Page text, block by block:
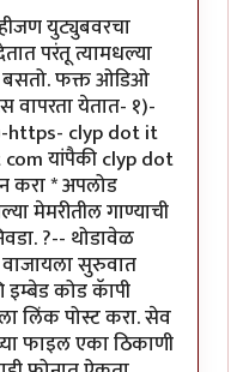
युट्युबवरचा
परंतू त्यामधल्या
बसतो. फक्त ओडिओ
वापरता येतात- १)-
https- clyp dot it
यांपैकी clyp dot
करा * अपलोड
मेमरीतील गाण्याची
?-- थोडावेळ
सुरुवात
कोड कॅापी
लिंक पोस्ट करा. सेव
फाइल एका ठिकाणी